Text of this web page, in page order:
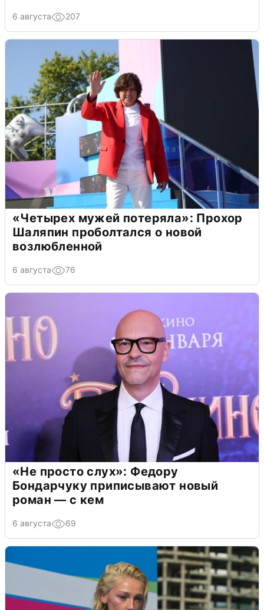
6 августа 207
«Четырех мужей потеряла»: Прохор
Шаляпин проболтался о новой
возлюбленной
6 августа 76
«Не просто слух»: Федору
Бондарчуку приписывают новый
роман — с кем
6 августа 69